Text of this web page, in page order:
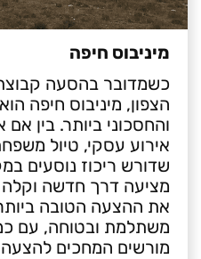
מיניבוס חיפה
כשמדובר בהסעה
הצפון, מיניבוס חיפה
והחסכוני ביותר. בין
אירוע עסקי, טיול
שדורש ריכוז נוסעים
מציעה דרך חדשה וקלה
את ההצעה הטובה
משתלמת ובטוחה, עם
מורשים המחכים